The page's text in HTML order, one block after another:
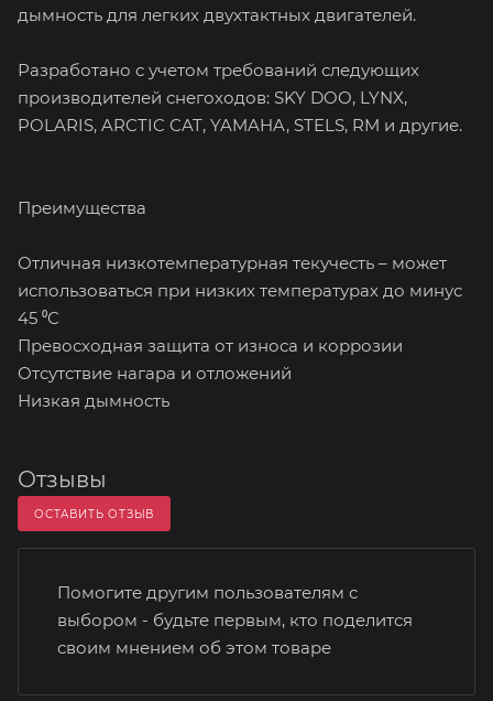
дымность для легких двухтактных двигателей.
Разработано с учетом требований следующих
производителей снегоходов: SKY DOO, LYNX,
POLARIS, ARCTIC CAT, YAMAHA, STELS, RM и другие.
Преимущества
Отличная низкотемпературная текучесть – может
использоваться при низких температурах до минус
45 ⁰С
Превосходная защита от износа и коррозии
Отсутствие нагара и отложений
Низкая дымность
Отзывы
ОСТАВИТЬ ОТЗЫВ
Помогите другим пользователям с
выбором - будьте первым, кто поделится
своим мнением об этом товаре